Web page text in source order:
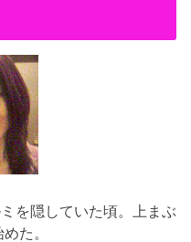
を隠していた頃。上まぶ
た。